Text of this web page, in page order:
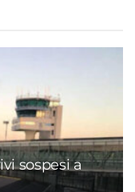
sospesi a